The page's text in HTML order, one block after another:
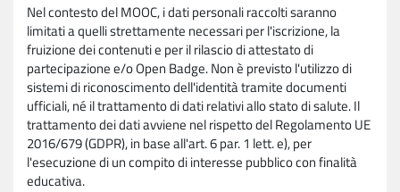
Nel contesto del MOOC, i dati personali raccolti saranno
limitati a quelli strettamente necessari per l'iscrizione, la
fruizione dei contenuti e per il rilascio di attestato di
partecipazione e/o Open Badge. Non è previsto l'utilizzo di
sistemi di riconoscimento dell'identità tramite documenti
ufficiali, né il trattamento di dati relativi allo stato di salute. Il
trattamento dei dati avviene nel rispetto del Regolamento UE
2016/679 (GDPR), in base all'art. 6 par. 1 lett. e), per
l'esecuzione di un compito di interesse pubblico con finalità
educativa.